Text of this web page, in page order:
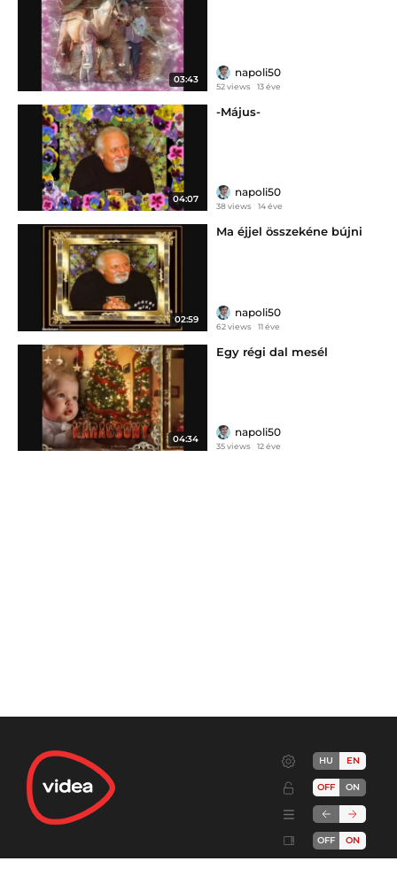
03:43
napoli50
52 views 13 éve
04:07
-Május-
napoli50
38 views 14 éve
02:59
Ma éjjel összekéne bújni
napoli50
62 views 11 éve
04:34
Egy régi dal mesél
napoli50
35 views 12 éve
HU EN
OFF ON
OFF ON